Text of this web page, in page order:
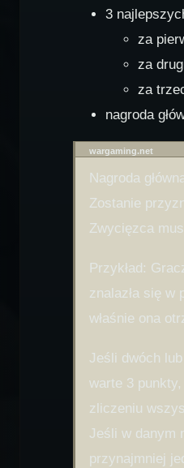
3
za
za
za
nagroda
wargaming.net
Nagroda
Zostanie
Zwycięzca
Przykład:
znalazła się
właśnie ona
Jeśli dwóch
warte 3
zliczeniu
Jeśli w danym
przynajmniej